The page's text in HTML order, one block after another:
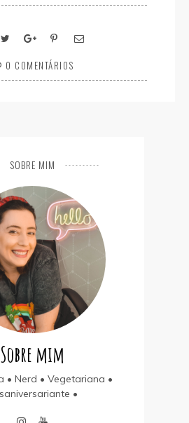
0 COMENTÁRIOS
SOBRE MIM
Sobre mim
• Nerd • Vegetariana •
•